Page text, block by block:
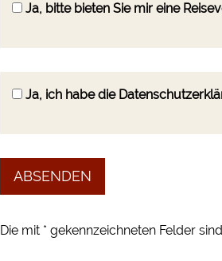
Ja, bitte bieten Sie mir eine
Ja, ich habe die
Die mit * gekennzeichneten Felder